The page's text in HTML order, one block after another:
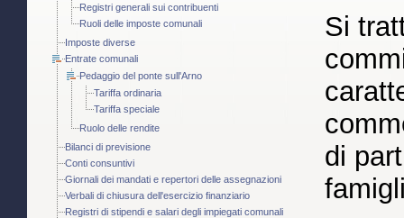
Registri generali sui contribuenti
Ruoli delle imposte comunali
Imposte diverse
Entrate comunali
Pedaggio del ponte sull'Arno
Tariffa ordinaria
Tariffa speciale
Ruolo delle rendite
Bilanci di previsione
Conti consuntivi
Giornali dei mandati e repertori delle assegnazioni
Verbali di chiusura dell'esercizio finanziario
Registri di stipendi e salari degli impiegati comunali
Si
di